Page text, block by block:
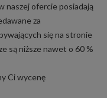
naszej ofercie posiadają
za
się na stronie
są niższe nawet o 60 %
Ci wycenę